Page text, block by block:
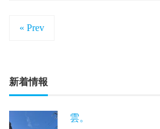
« Prev
新着情報
雲。